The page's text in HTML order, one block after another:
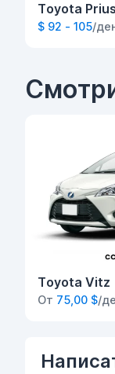
Toyota
$ 92 - 105/
Toyota Vitz
От 75,00 $/